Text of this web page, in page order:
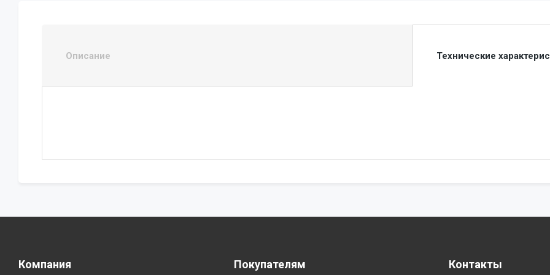
Описание Технические
Компания Покупателям Контакты